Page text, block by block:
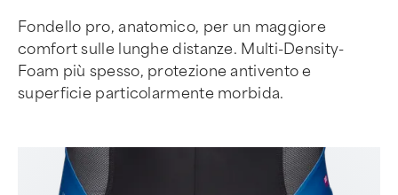
Fondello pro, anatomico, per un maggiore
comfort sulle lunghe distanze. Multi-Density-
Foam più spesso, protezione antivento e
superficie particolarmente morbida.